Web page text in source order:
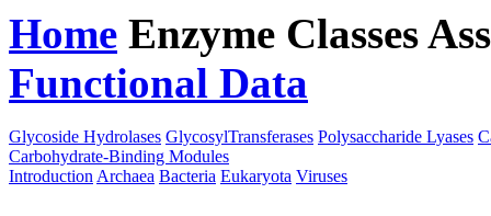
Home Enzyme Classes
Functional Data
Glycoside Hydrolases GlycosylTransferases Polysaccharide Lyases
Carbohydrate-Binding Modules
Introduction Archaea Bacteria Eukaryota Viruses